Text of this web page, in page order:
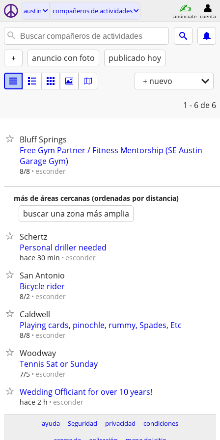
austin compañeros de actividades
anúnciate cuenta
+ anuncio con foto publicado hoy
+ nuevo
1 - 6 de 6
Bluff Springs
Free Gym Partner / Fitness Mentorship (SE Austin
Garage Gym)
8/8 esconder
más de áreas cercanas (ordenadas por distancia)
buscar una zona más amplia
Schertz
Personal driller needed
hace 30 min esconder
San Antonio
Bicycle rider
8/2 esconder
Caldwell
Playing cards, pinochle, rummy, Spades, Etc
8/8 esconder
Woodway
Tennis Sat or Sunday
7/5 esconder
Wedding Officiant for over 10 years!
hace 2 h esconder
ayuda Seguridad privacidad
condiciones